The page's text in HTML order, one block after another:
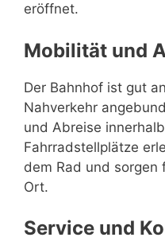
eröffnet.
Mobilität und
Der Bahnhof ist gut
Nahverkehr
und Abreise
Fahrradstellplätze
dem Rad und
Ort.
Service und